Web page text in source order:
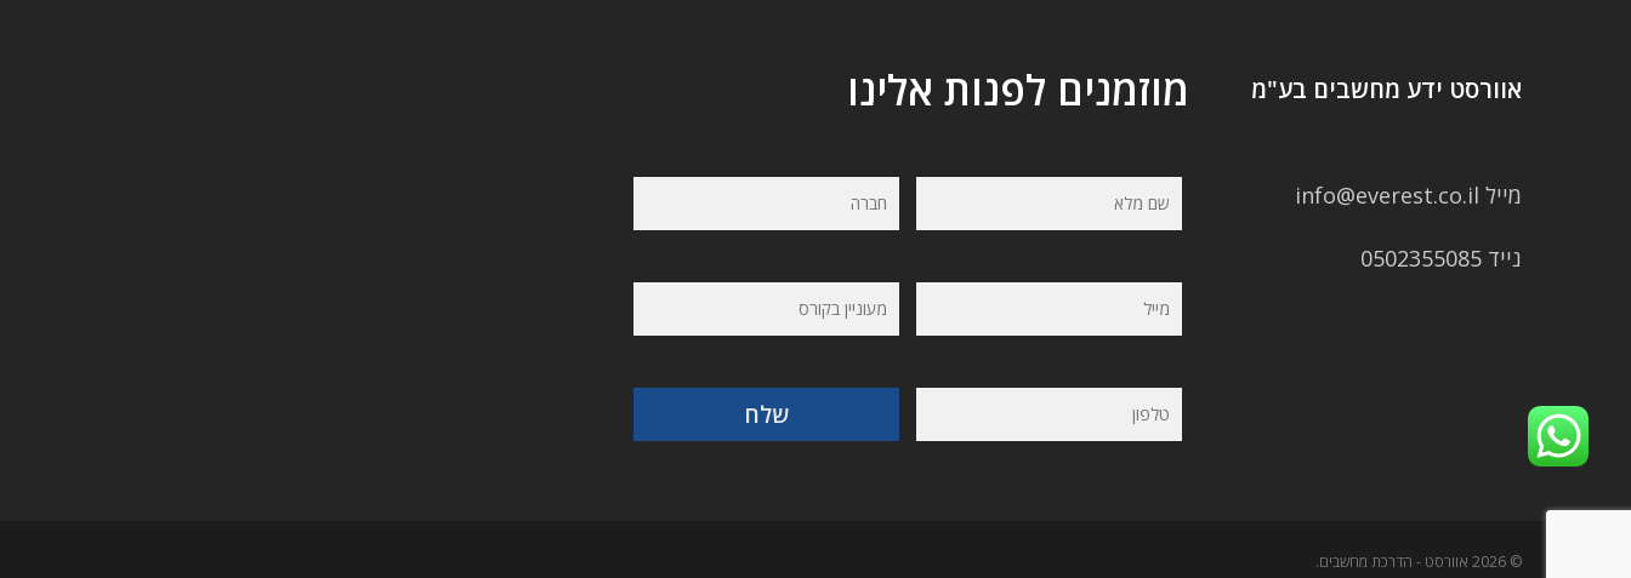
אוורסט ידע מחשבים בע"מ
מייל info@everest.co.il
נייד 0502355085
מוזמנים לפנות אלינו
© 2026 אוורסט - הדרכת מחשבים.